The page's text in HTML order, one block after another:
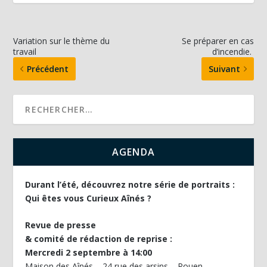
Variation sur le thème du
travail
Précédent
Se préparer en cas
d’incendie.
Suivant
AGENDA
Durant l’été, découvrez notre série de portraits :
Qui êtes vous Curieux Aînés ?
Revue de presse
& comité de rédaction de reprise :
Mercredi 2 septembre à 14:00